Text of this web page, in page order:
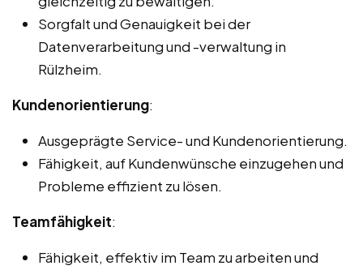
Sorgfalt und Genauigkeit bei der
Datenverarbeitung und -verwaltung in
Rülzheim.
Kundenorientierung:
Ausgeprägte Service- und Kundenorientierung.
Fähigkeit, auf Kundenwünsche einzugehen und
Probleme effizient zu lösen.
Teamfähigkeit:
Fähigkeit, effektiv im Team zu arbeiten und